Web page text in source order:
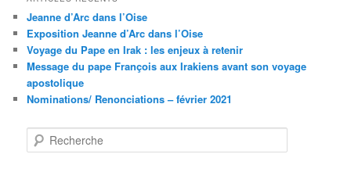
Jeanne d’Arc dans l’Oise
Exposition Jeanne d’Arc dans l’Oise
Voyage du Pape en Irak : les enjeux à retenir
Message du pape François aux Irakiens avant son voyage
apostolique
Nominations/ Renonciations – février 2021
e